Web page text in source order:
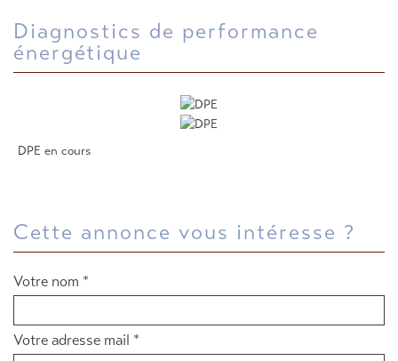
diagnostics de performance
énergétique
DPE en cours
cette annonce vous intéresse ?
Votre nom *
Votre adresse mail *